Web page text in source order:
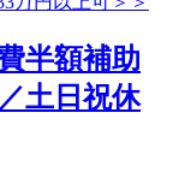
半額補助
土日祝休